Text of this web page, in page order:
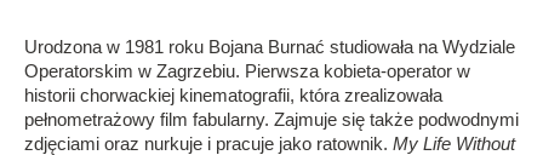
Urodzona w 1981 roku Bojana Burnać studiowała na Wydziale
Operatorskim w Zagrzebiu. Pierwsza kobieta-operator w
historii chorwackiej kinematografii, która zrealizowała
pełnometrażowy film fabularny. Zajmuje się także podwodnymi
zdjęciami oraz nurkuje i pracuje jako ratownik. My Life Without